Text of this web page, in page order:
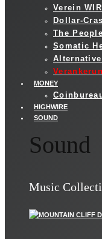
Verein WIR
Dollar-
The
Somatic
MONEY
HIGHWIRE
SOUND
Sound
Music